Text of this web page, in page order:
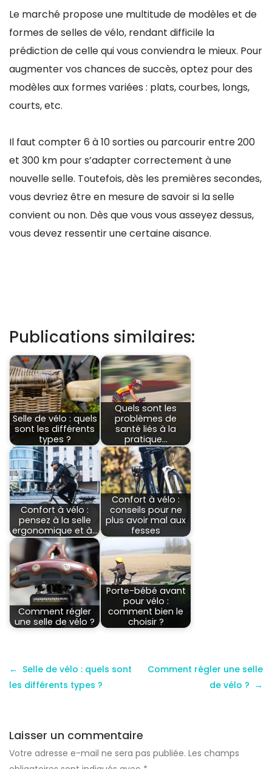
Le marché propose une multitude de modèles et de
formes de selles de vélo, rendant difficile la
prédiction de celle qui vous conviendra le mieux. Pour
augmenter vos chances de succès, optez pour des
modèles aux formes variées : plats, courbes, longs,
courts, etc.
Il faut compter 6 à 10 sorties ou parcourir entre 200
et 300 km pour s’adapter correctement à une
nouvelle selle. Toutefois, dès les premières secondes,
vous devriez être en mesure de savoir si la selle
convient ou non. Dès que vous vous asseyez dessus,
vous devez ressentir une certaine aisance.
Publications similaires:
Selle de vélo : quels
sont les différents
types ?
Quels sont les
problèmes de
santé liés à la
pratique…
Confort à vélo :
pensez à la selle
ergonomique et à…
Confort à vélo :
conseils pour ne
plus avoir mal aux
fesses
Comment régler
une selle de vélo ?
Porte-bébé avant
pour vélo :
comment bien le
choisir ?
Selle de vélo : quels sont
les différents types ?
Comment régler une selle
de vélo ?
Laisser un commentaire
Votre adresse e-mail ne sera pas publiée. Les champs